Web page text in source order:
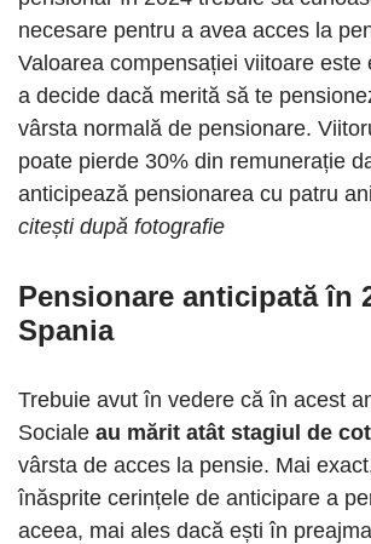
necesare pentru a avea acces la
Valoarea compensației viitoare este
a decide dacă merită să te
vârsta normală de pensionare.
poate pierde 30% din remunerație
anticipează pensionarea cu patru
citești după fotografie
Pensionare anticipată în
Spania
Trebuie avut în vedere că în acest
Sociale au mărit atât stagiul de
vârsta de acces la pensie. Mai
înăsprite cerințele de anticipare a
aceea, mai ales dacă ești în preajma